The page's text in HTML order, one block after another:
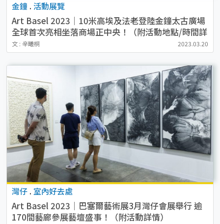
金鐘 . 活動展覽
Art Basel 2023｜10米高埃及法老登陸金鐘太古廣場
全球首次亮相坐落商場正中央！（附活動地點/時間詳
情）
文 : 辛曦桐 2023.03.20
灣仔 . 室內好去處
Art Basel 2023｜巴塞爾藝術展3月灣仔會展舉行 逾
170間藝廊參展藝壇盛事！（附活動詳情）